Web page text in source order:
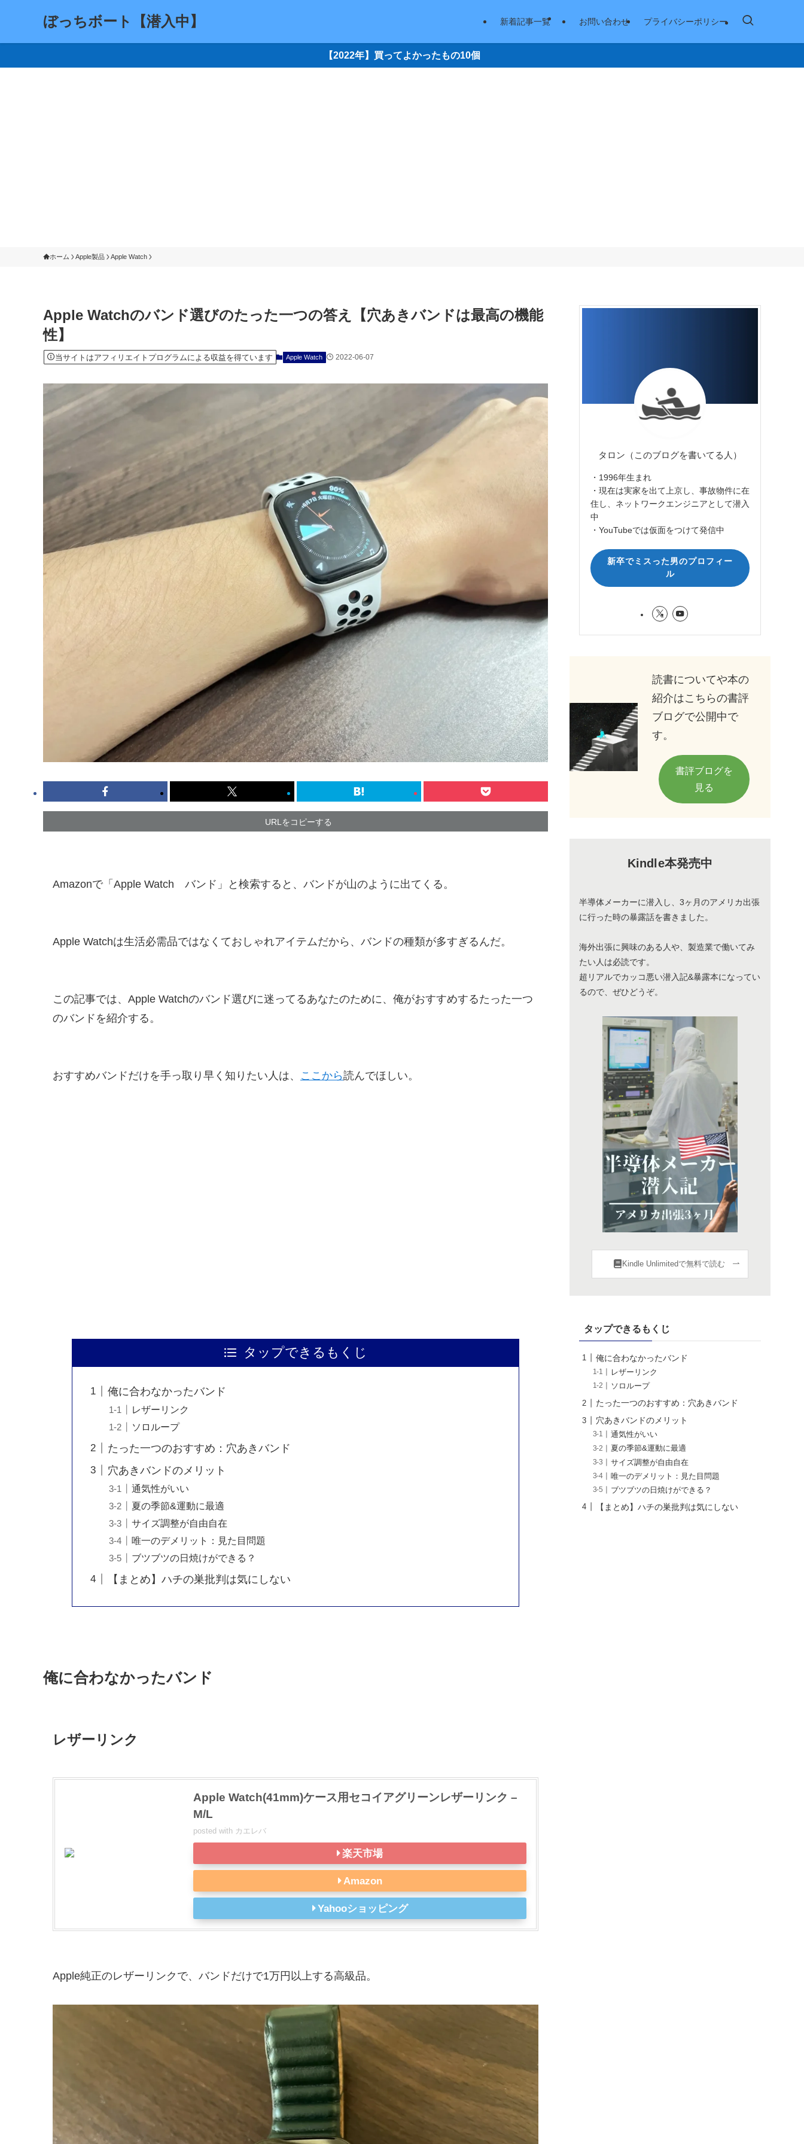
ぼっちボート【潜入中】 新着記事一覧 お問い合わせ プライバシーポリシー
【2022年】買ってよかったもの10個
ホーム Apple製品 Apple Watch
Apple Watchのバンド選びのたった一つの答え【穴あきバンドは最高の機能
性】
当サイトはアフィリエイトプログラムによる収益を得ています Apple Watch 2022-06-07
URLをコピーする
Amazonで「Apple Watch バンド」と検索すると、バンドが山のように出てくる。
Apple Watchは生活必需品ではなくておしゃれアイテムだから、バンドの種類が多すぎるんだ。
この記事では、Apple Watchのバンド選びに迷ってるあなたのために、俺がおすすめするたった一つ
のバンドを紹介する。
おすすめバンドだけを手っ取り早く知りたい人は、 ここから読んでほしい。
タップできるもくじ
俺に合わなかったバンド
レザーリンク
ソロループ
たった一つのおすすめ：穴あきバンド
穴あきバンドのメリット
通気性がいい
夏の季節&運動に最適
サイズ調整が自由自在
唯一のデメリット：見た目問題
ブツブツの日焼けができる？
【まとめ】ハチの巣批判は気にしない
俺に合わなかったバンド
レザーリンク
Apple Watch(41mm)ケース用セコイアグリーンレザーリンク –
M/L
posted with カエレバ
楽天市場
Amazon
Yahooショッピング
Apple純正のレザーリンクで、バンドだけで1万円以上する高級品。
タロン（このブログを書いてる人）
・1996年生まれ
・現在は実家を出て上京し、事故物件に在
住し、ネットワークエンジニアとして潜入
中
・YouTubeでは仮面をつけて発信中
新卒でミスった男のプロフィー
ル
読書についてや本の
紹介はこちらの書評
ブログで公開中で
す。
書評ブログを
見る
Kindle本発売中
半導体メーカーに潜入し、3ヶ月のアメリカ出張
に行った時の暴露話を書きました。
海外出張に興味のある人や、製造業で働いてみ
たい人は必読です。
超リアルでカッコ悪い潜入記&暴露本になってい
るので、ぜひどうぞ。
Kindle Unlimitedで無料で読む
タップできるもくじ
俺に合わなかったバンド
レザーリンク
ソロループ
たった一つのおすすめ：穴あきバンド
穴あきバンドのメリット
通気性がいい
夏の季節&運動に最適
サイズ調整が自由自在
唯一のデメリット：見た目問題
ブツブツの日焼けができる？
【まとめ】ハチの巣批判は気にしない